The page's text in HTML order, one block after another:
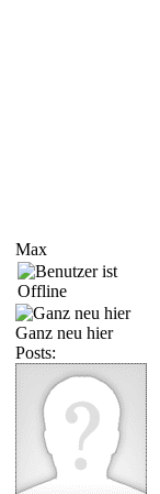
Max
Ganz neu hier
Posts: